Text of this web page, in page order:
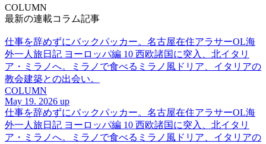
COLUMN
最新の連載コラム記事
仕事を辞めずにバックパッカー。名古屋在住アラサーOL海
外一人旅日記 ヨーロッパ編 10 西欧諸国に突入、北イタリ
ア・ミラノへ。ミラノで食べるミラノ風ドリア、イタリアの
教会建築との出会い。
COLUMN
May 19. 2026 up
仕事を辞めずにバックパッカー。名古屋在住アラサーOL海
外一人旅日記 ヨーロッパ編 10 西欧諸国に突入、北イタリ
ア・ミラノへ。ミラノで食べるミラノ風ドリア、イタリアの